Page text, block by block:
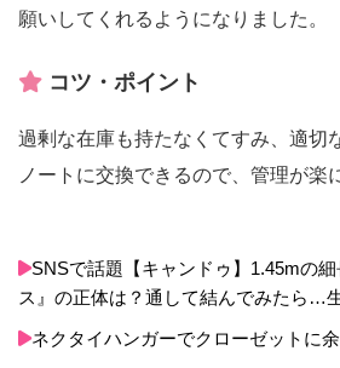
願いしてくれるようになりました。
コツ・ポイント
過剰な在庫も持たなくてすみ、適切
ノートに交換できるので、管理が楽
SNSで話題【キャンドゥ】1.45mの
ス』の正体は？通して結んでみたら…
ネクタイハンガーでクローゼットに